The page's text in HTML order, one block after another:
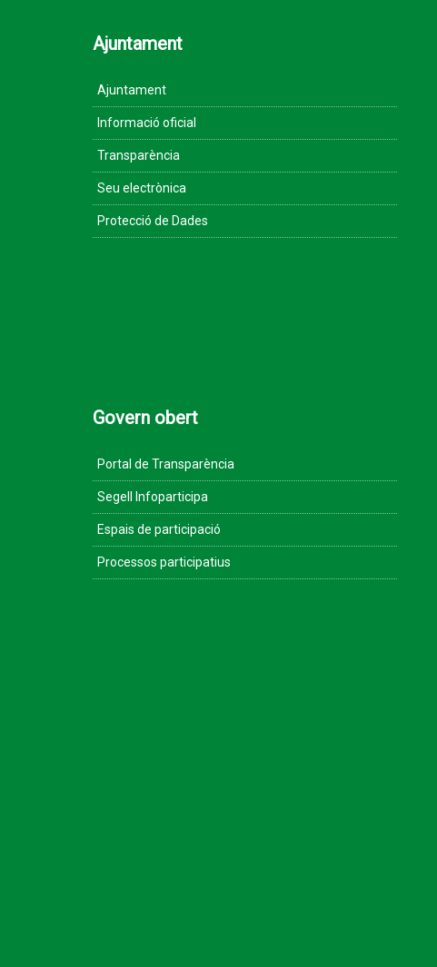
Ajuntament
Ajuntament
Informació oficial
Transparència
Seu electrònica
Protecció de Dades
Govern obert
Portal de Transparència
Segell Infoparticipa
Espais de participació
Processos participatius